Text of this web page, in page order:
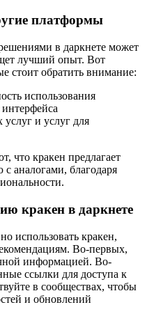
платформы
в даркнете может
лучший опыт. Вот
стоит обратить внимание:
использования
услуг и услуг для
что кракен предлагает
аналогами, благодаря
кракен в даркнете
использовать кракен,
Во-первых,
информацией. Во-
ссылки для доступа к
в сообществах, чтобы
и обновлений